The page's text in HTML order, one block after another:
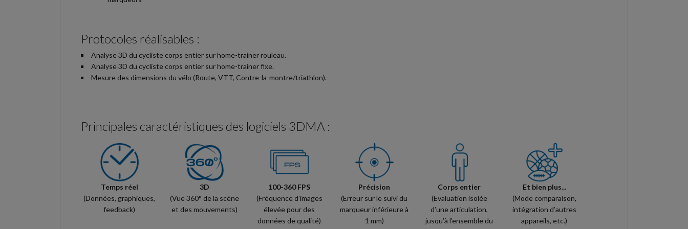
Protocoles réalisables :
Analyse 3D du cycliste corps entier sur home-trainer rouleau.
Analyse 3D du cycliste corps entier sur home-trainer fixe.
Mesure des dimensions du vélo (Route, VTT, Contre-la-montre/triathlon).
Principales caractéristiques des logiciels 3DMA :
Temps réel
(Données, graphiques,
feedback)
3D
(Vue 360° de la scène
et des mouvements)
100-360 FPS
(Fréquence d’images
élevée pour des
données de qualité)
Précision
(Erreur sur le suivi du
marqueur inférieure à
1 mm)
Corps entier
(Evaluation isolée
d’une articulation,
jusqu’à l’ensemble du
Et bien plus...
(Mode comparaison,
intégration d’autres
appareils, etc.)